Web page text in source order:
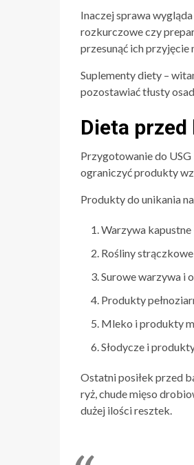
Inaczej sprawa
rozkurczowe czy
przesunąć ich przyjęcie
Suplementy diety –
pozostawiać tłusty
Dieta
Przygotowanie do
ograniczyć produkty
Produkty do unikania
Warzywa
Rośliny
Surowe warzywa i
Produkty
Mleko i produkty
Słodycze i
Ostatni posiłek przed
ryż, chude mięso
dużej ilości resztek.